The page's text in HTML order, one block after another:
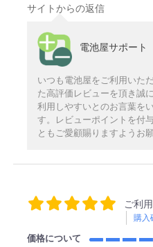
サイトからの返信
電池屋サポート
いつも電池屋をご利用いた
た高評価レビューを頂き誠
利用しやすいとのお言葉を
す。レビューポイントを付
ともご愛顧賜りますようお
ご利
購入
価格について